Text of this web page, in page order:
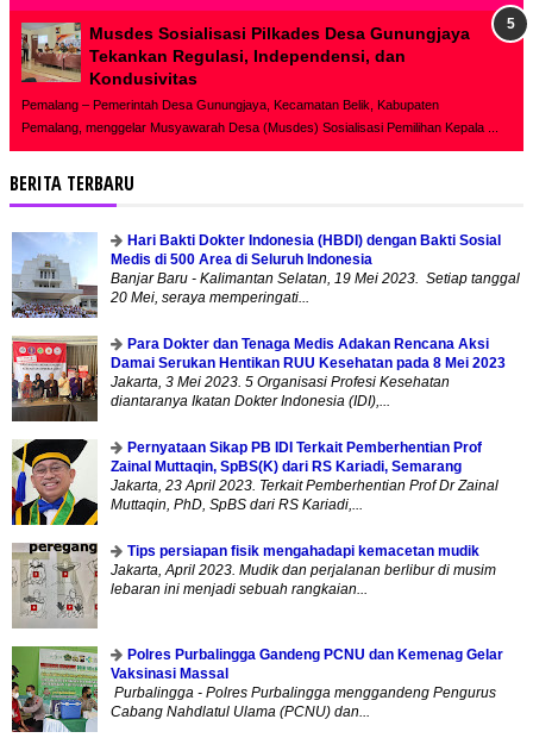
Musdes Sosialisasi Pilkades Desa Gunungjaya
Tekankan Regulasi, Independensi, dan
Kondusivitas
Pemalang – Pemerintah Desa Gunungjaya, Kecamatan Belik, Kabupaten
Pemalang, menggelar Musyawarah Desa (Musdes) Sosialisasi Pemilihan Kepala ...
BERITA TERBARU
Hari Bakti Dokter Indonesia (HBDI) dengan Bakti Sosial
Medis di 500 Area di Seluruh Indonesia
Banjar Baru - Kalimantan Selatan, 19 Mei 2023. Setiap tanggal
20 Mei, seraya memperingati...
Para Dokter dan Tenaga Medis Adakan Rencana Aksi
Damai Serukan Hentikan RUU Kesehatan pada 8 Mei 2023
Jakarta, 3 Mei 2023. 5 Organisasi Profesi Kesehatan
diantaranya Ikatan Dokter Indonesia (IDI),...
Pernyataan Sikap PB IDI Terkait Pemberhentian Prof
Zainal Muttaqin, SpBS(K) dari RS Kariadi, Semarang
Jakarta, 23 April 2023. Terkait Pemberhentian Prof Dr Zainal
Muttaqin, PhD, SpBS dari RS Kariadi,...
Tips persiapan fisik mengahadapi kemacetan mudik
Jakarta, April 2023. Mudik dan perjalanan berlibur di musim
lebaran ini menjadi sebuah rangkaian...
Polres Purbalingga Gandeng PCNU dan Kemenag Gelar
Vaksinasi Massal
Purbalingga - Polres Purbalingga menggandeng Pengurus
Cabang Nahdlatul Ulama (PCNU) dan...